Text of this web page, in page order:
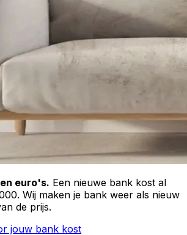
euro's. Een nieuwe bank kost al
Wij maken je bank weer als nieuw
de prijs.
jouw bank kost